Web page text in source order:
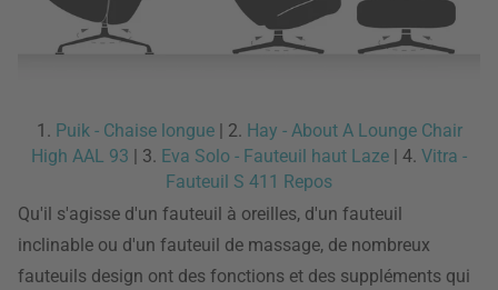
1. Puik - Chaise longue| 2. Hay - About A Lounge Chair
High AAL 93 | 3. Eva Solo - Fauteuil haut Laze | 4. Vitra -
Fauteuil S 411 Repos
Qu'il s'agisse d'un fauteuil à oreilles, d'un fauteuil
inclinable ou d'un fauteuil de massage, de nombreux
fauteuils design ont des fonctions et des suppléments qui